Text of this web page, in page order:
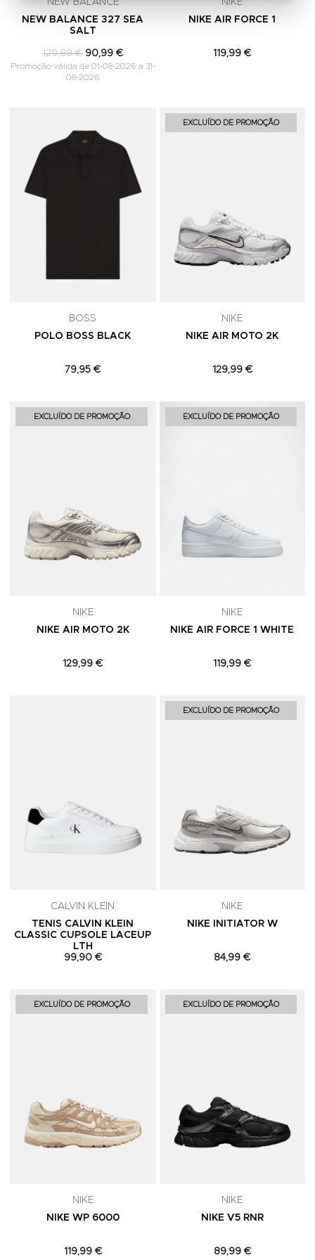
NEW BALANCE
NEW BALANCE 327 SEA
SALT
129,99 € 90,99 €
Promoção válida de 01-08-2026 a 31-
08-2026
NIKE
NIKE AIR FORCE 1
119,99 €
Adicionar aos Favoritos
BOSS
POLO BOSS BLACK
79,95 €
EXCLUÍDO DE PROMOÇÃO
NIKE
NIKE AIR MOTO 2K
129,99 €
EXCLUÍDO DE PROMOÇÃO Adicionar aos Favoritos
NIKE
NIKE AIR MOTO 2K
129,99 €
EXCLUÍDO DE PROMOÇÃO
NIKE
NIKE AIR FORCE 1 WHITE
119,99 €
Adicionar aos Favoritos
CALVIN KLEIN
TENIS CALVIN KLEIN
CLASSIC CUPSOLE LACEUP
LTH
99,90 €
EXCLUÍDO DE PROMOÇÃO
NIKE
NIKE INITIATOR W
84,99 €
EXCLUÍDO DE PROMOÇÃO Adicionar aos Favoritos
NIKE
NIKE WP 6000
119,99 €
EXCLUÍDO DE PROMOÇÃO
NIKE
NIKE V5 RNR
89,99 €